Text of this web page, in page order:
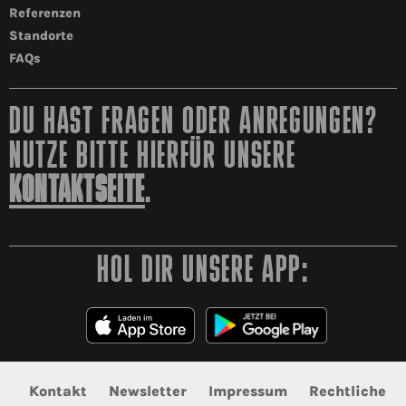
Referenzen
Standorte
FAQs
DU HAST FRAGEN ODER ANREGUNGEN?
NUTZE BITTE HIERFÜR UNSERE
KONTAKTSEITE.
HOL DIR UNSERE APP:
Kontakt Newsletter Impressum Rechtliche